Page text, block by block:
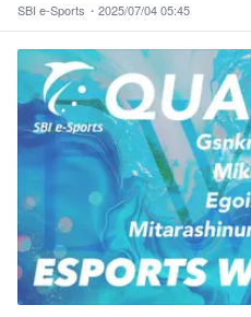
SBI e-Sports・ 2025/07/04 05:45